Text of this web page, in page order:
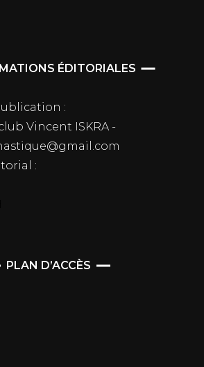
ÉDITORIALES
:
Vincent ISKRA -
:
PLAN D’ACCÈS